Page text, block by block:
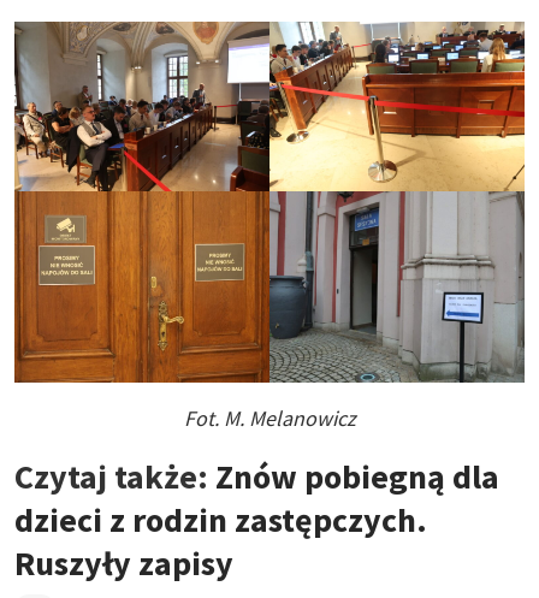
Fot. M. Melanowicz
Czytaj także: Znów pobiegną dla
dzieci z rodzin zastępczych.
Ruszyły zapisy